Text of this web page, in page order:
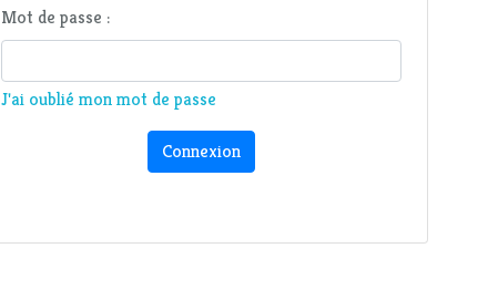
Mot de passe :
J'ai oublié mon mot de passe
Connexion